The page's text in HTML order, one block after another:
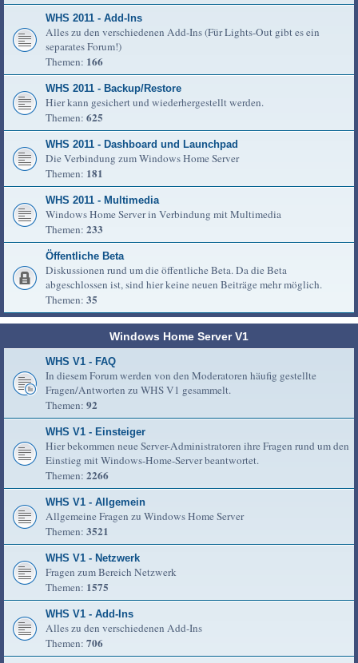
WHS 2011 - Add-Ins
Alles zu den verschiedenen Add-Ins (Für Lights-Out gibt es ein
separates Forum!)
Themen: 166
WHS 2011 - Backup/Restore
Hier kann gesichert und wiederhergestellt werden.
Themen: 625
WHS 2011 - Dashboard und Launchpad
Die Verbindung zum Windows Home Server
Themen: 181
WHS 2011 - Multimedia
Windows Home Server in Verbindung mit Multimedia
Themen: 233
Öffentliche Beta
Diskussionen rund um die öffentliche Beta. Da die Beta
abgeschlossen ist, sind hier keine neuen Beiträge mehr möglich.
Themen: 35
Windows Home Server V1
WHS V1 - FAQ
In diesem Forum werden von den Moderatoren häufig gestellte
Fragen/Antworten zu WHS V1 gesammelt.
Themen: 92
WHS V1 - Einsteiger
Hier bekommen neue Server-Administratoren ihre Fragen rund um den
Einstieg mit Windows-Home-Server beantwortet.
Themen: 2266
WHS V1 - Allgemein
Allgemeine Fragen zu Windows Home Server
Themen: 3521
WHS V1 - Netzwerk
Fragen zum Bereich Netzwerk
Themen: 1575
WHS V1 - Add-Ins
Alles zu den verschiedenen Add-Ins
Themen: 706